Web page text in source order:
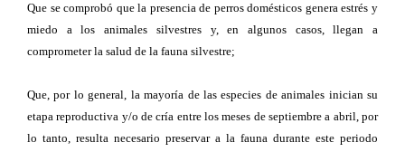
Que se comprobó que la presencia de perros domésticos genera estrés y
miedo a los animales silvestres y, en algunos casos, llegan a
comprometer la salud de la fauna silvestre;
Que, por lo general, la mayoría de las especies de animales inician su
etapa reproductiva y/o de cría entre los meses de septiembre a abril, por
lo tanto, resulta necesario preservar a la fauna durante este periodo